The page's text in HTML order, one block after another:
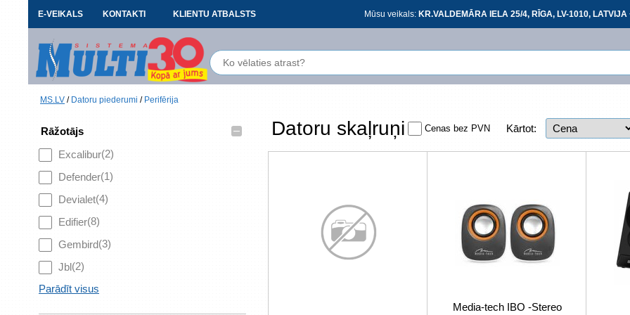
E-VEIKALS KONTAKTI KLIENTU ATBALSTS Mūsu veikals: KR.VALDEMĀRA IELA 25/4, RĪGA, LV-1010,
MS.LV / Datoru piederumi / Perifērija
Rāžotājs
–
Excalibur(2)
Defender(1)
Devialet(4)
Edifier(8)
Gembird(3)
Jbl(2)
Parādīt visus
Datoru skaļruņi Cenas bez PVN Kārtot:
Media-tech IBO -Stereo